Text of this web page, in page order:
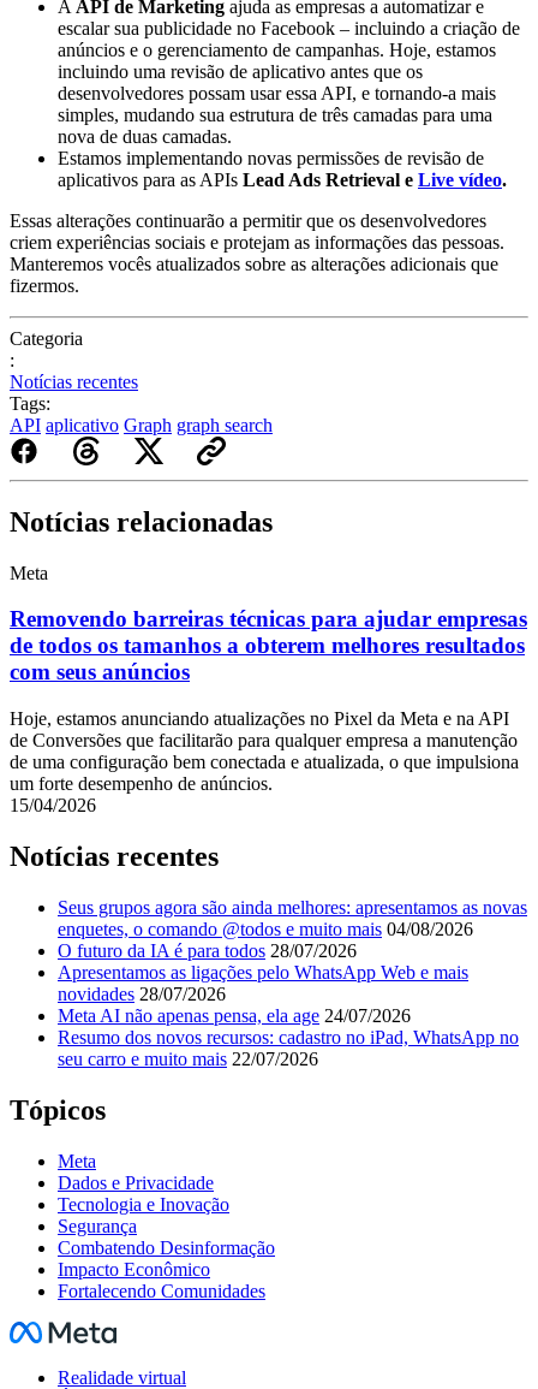
A API de Marketing ajuda as empresas a automatizar e
escalar sua publicidade no Facebook – incluindo a criação de
anúncios e o gerenciamento de campanhas. Hoje, estamos
incluindo uma revisão de aplicativo antes que os
desenvolvedores possam usar essa API, e tornando-a mais
simples, mudando sua estrutura de três camadas para uma
nova de duas camadas.
Estamos implementando novas permissões de revisão de
aplicativos para as APIs Lead Ads Retrieval e Live vídeo.
Essas alterações continuarão a permitir que os desenvolvedores
criem experiências sociais e protejam as informações das pessoas.
Manteremos vocês atualizados sobre as alterações adicionais que
fizermos.
Categoria
:
Notícias recentes
Tags:
API aplicativo Graph graph search
Notícias relacionadas
Meta
Removendo barreiras técnicas para ajudar empresas
de todos os tamanhos a obterem melhores resultados
com seus anúncios
Hoje, estamos anunciando atualizações no Pixel da Meta e na API
de Conversões que facilitarão para qualquer empresa a manutenção
de uma configuração bem conectada e atualizada, o que impulsiona
um forte desempenho de anúncios.
15/04/2026
Notícias recentes
Seus grupos agora são ainda melhores: apresentamos as novas
enquetes, o comando @todos e muito mais 04/08/2026
O futuro da IA é para todos 28/07/2026
Apresentamos as ligações pelo WhatsApp Web e mais
novidades 28/07/2026
Meta AI não apenas pensa, ela age 24/07/2026
Resumo dos novos recursos: cadastro no iPad, WhatsApp no
seu carro e muito mais 22/07/2026
Tópicos
Meta
Dados e Privacidade
Tecnologia e Inovação
Segurança
Combatendo Desinformação
Impacto Econômico
Fortalecendo Comunidades
Facebook
Realidade virtual